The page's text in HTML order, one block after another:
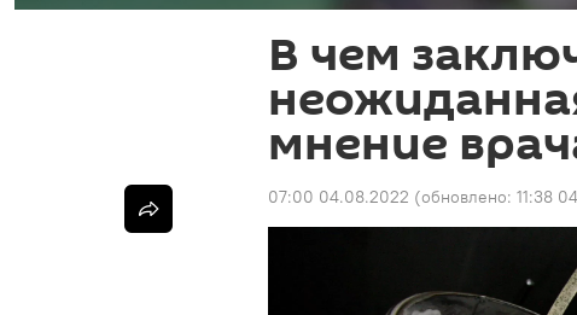
В чем
мнение
07:00 04.08.2022 (обновлено: 11:38